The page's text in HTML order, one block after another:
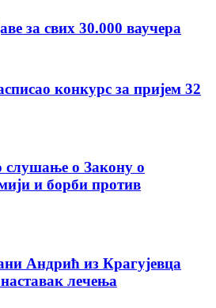
за свих 30.000 ваучера
конкурс за пријем 32
слушање о Закону о
и борби против
Андрић из Крагујевца
лечења